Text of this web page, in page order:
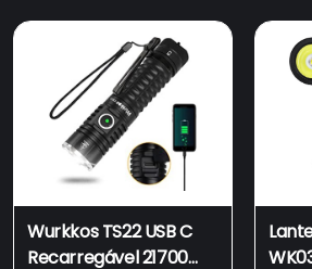
Wurkkos TS22 USB C
Recarregável 21700